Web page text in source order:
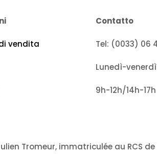
vendita
Contatto
Tel: (0033) 06
Lunedì-venerdì
9h-12h/14h-17h
Tromeur, immatriculée au RCS de